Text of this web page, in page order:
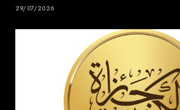
29/07/2026